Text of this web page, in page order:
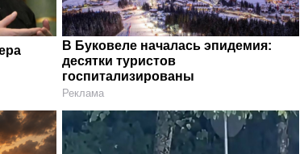
В Буковеле началась эпидемия:
десятки туристов
госпитализированы
Реклама